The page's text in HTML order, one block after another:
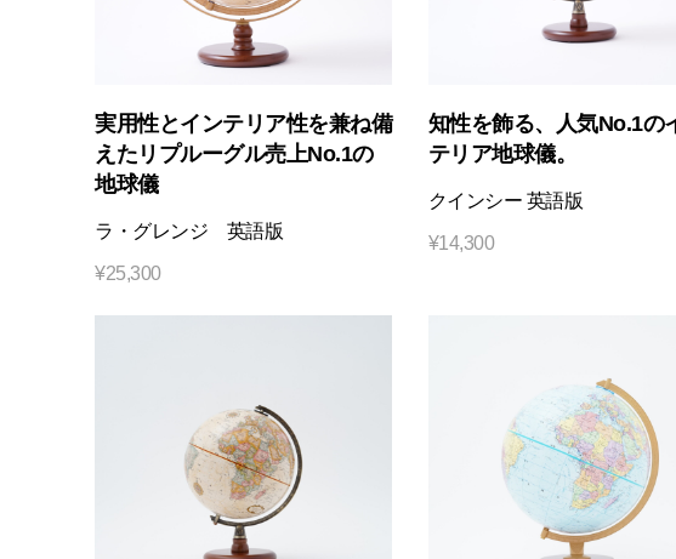
実用性とインテリア性を兼ね備
えたリプルーグル売上No.1の
地球儀
ラ・グレンジ 英語版
¥25,300
知性を飾る、人気No.1の
テリア地球儀。
クインシー 英語版
¥14,300